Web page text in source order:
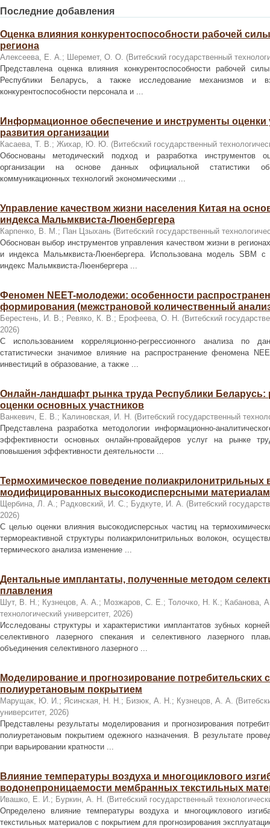
Последние добавления
Оценка влияния конкурентоспособности рабочей
региона
Алексеева, Е. А.; Шеремет, О. О. (Витебский государственный
Представлена оценка влияния конкурентоспособности рабочей
Республики Беларусь, а также исследование механизмов и
конкурентоспособности персонала и ...
Информационное обеспечение и инструменты
развития организации
Касаева, Т. В.; Жихар, Ю. Ю. (Витебский государственный
Обоснованы методический подход и разработка инструментов
организации на основе данных официальной статистики об
коммуникационных технологий экономическими ...
Управление качеством жизни населения Китая на
индекса Мальмквиста-Люенбергера
Карпенко, В. М.; Пан Цзыхань (Витебский государственный
Обоснован выбор инструментов управления качеством жизни в
и индекса Мальмквиста-Люенбергера. Использована модель SBM
индекс Мальмквиста-Люенбергера ...
Феномен NEET-молодежи: особенности
формирования (межстрановой количественный
Берестень, И. В.; Ревяко, К. В.; Ерофеева, О. Н. (Витебский
2026)
С использованием корреляционно-регрессионного анализа по
статистически значимое влияние на распространение феномена
инвестиций в образование, а также ...
Онлайн-ландшафт рынка труда Республики Беларусь:
оценки основных участников
Ванкевич, Е. В.; Калиновская, И. Н. (Витебский государственный
Представлена разработка методологии информационно-
эффективности основных онлайн-провайдеров услуг на рынке
повышения эффективности деятельности ...
Термохимическое поведение полиакрилонитрильных
модифицированных высокодисперсными
Щербина, Л. А.; Радковский, И. С.; Будкуте, И. А. (Витебский
2026)
С целью оценки влияния высокодисперсных частиц на
термореактивной структуры полиакрилонитрильных волокон,
термического анализа изменение ...
Дентальные имплантаты, полученные методом
плавления
Шут, В. Н.; Кузнецов, А. А.; Мозжаров, С. Е.; Толочко, Н. К.; Кабанова,
технологический университет, 2026)
Исследованы структуры и характеристики имплантатов зубных
селективного лазерного спекания и селективного лазерного
объединения селективного лазерного ...
Моделирование и прогнозирование потребительских
полиуретановым покрытием
Марущак, Ю. И.; Ясинская, Н. Н.; Бизюк, А. Н.; Кузнецов, А. А. (
университет, 2026)
Представлены результаты моделирования и прогнозирования
полиуретановым покрытием одежного назначения. В результате
при варьировании кратности ...
Влияние температуры воздуха и многоциклового
водонепроницаемости мембранных текстильных
Ивашко, Е. И.; Буркин, А. Н. (Витебский государственный
Определено влияние температуры воздуха и многоциклового
текстильных материалов с покрытием для прогнозирования